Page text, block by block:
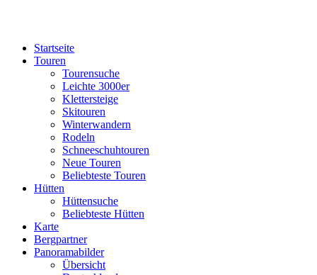
Startseite
Touren
Tourensuche
Leichte 3000er
Klettersteige
Skitouren
Winterwandern
Rodeln
Schneeschuhtouren
Neue Touren
Beliebteste Touren
Hütten
Hüttensuche
Beliebteste Hütten
Karte
Bergpartner
Panoramabilder
Übersicht